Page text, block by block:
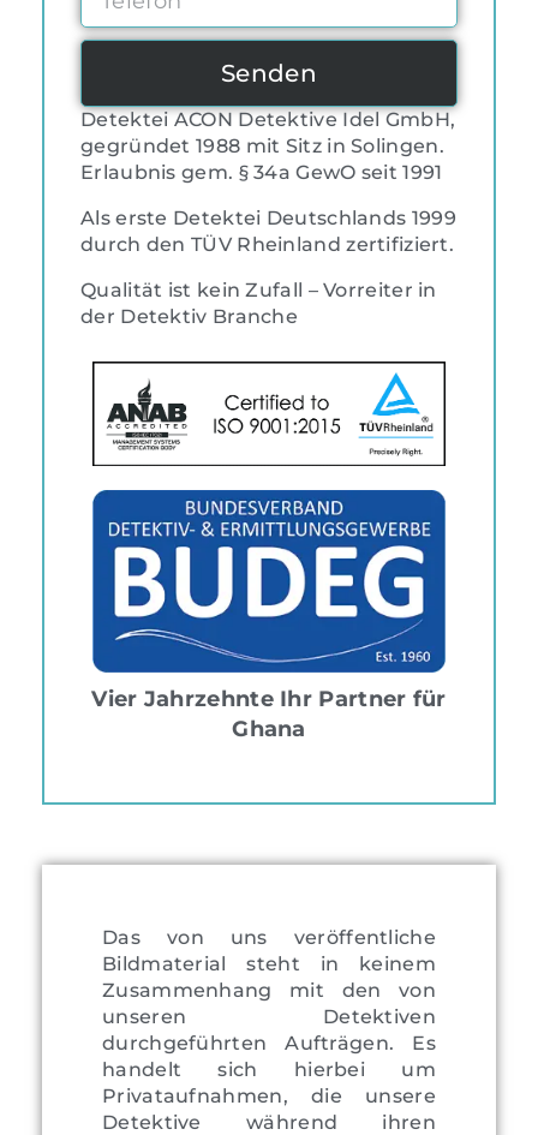
Senden
Detektei ACON Detektive Idel GmbH,
gegründet 1988 mit Sitz in Solingen.
Erlaubnis gem. § 34a GewO seit 1991
Als erste Detektei Deutschlands 1999
durch den TÜV Rheinland zertifiziert.
Qualität ist kein Zufall – Vorreiter in
der Detektiv Branche
Vier Jahrzehnte Ihr Partner für
Ghana
Das von uns veröffentliche
Bildmaterial steht in keinem
Zusammenhang mit den von
unseren Detektiven
durchgeführten Aufträgen. Es
handelt sich hierbei um
Privataufnahmen, die unsere
Detektive während ihren